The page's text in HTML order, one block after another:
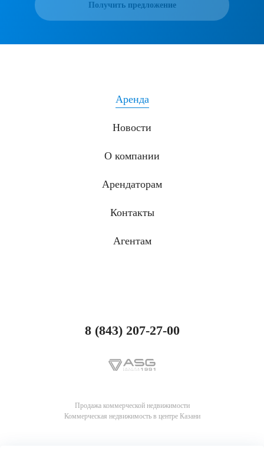
Получить предложение
Аренда
Новости
О компании
Арендаторам
Контакты
Агентам
8 (843) 207-27-00
Продажа коммерческой недвижимости
Коммерческая недвижимость в центре Казани